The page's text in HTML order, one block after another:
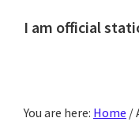
I am official
fréttir
You are here: Home /